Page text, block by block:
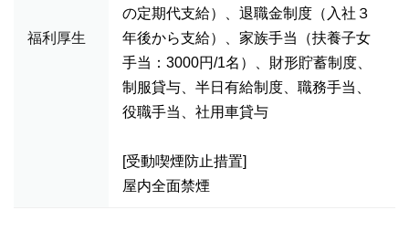
福利厚生
の定期代支給）、退職金制度（入社３
年後から支給）、家族手当（扶養子女
手当：3000円/1名）、財形貯蓄制度、
制服貸与、半日有給制度、職務手当、
役職手当、社用車貸与
[受動喫煙防止措置]
屋内全面禁煙